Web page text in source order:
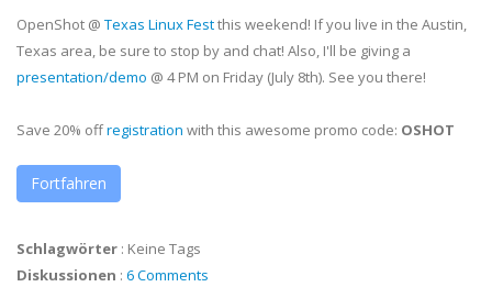
OpenShot @ Texas Linux Festthis weekend! If you live in the Austin,
Texas area, be sure to stop by and chat! Also, I'll be giving a
presentation/demo @ 4 PM on Friday (July 8th). See you there!
Save 20% offregistration with this awesome promo code: OSHOT
Fortfahren
Schlagwörter : Keine Tags
Diskussionen : 6 Comments